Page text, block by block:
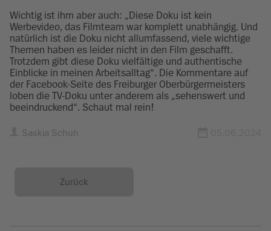
Wichtig ist ihm aber auch: „Diese Doku ist kein
Werbevideo, das Filmteam war komplett unabhängig. Und
natürlich ist die Doku nicht allumfassend, viele wichtige
Themen haben es leider nicht in den Film geschafft.
Trotzdem gibt diese Doku vielfältige und authentische
Einblicke in meinen Arbeitsalltag“. Die Kommentare auf
der Facebook-Seite des Freiburger Oberbürgermeisters
loben die TV-Doku unter anderem als „sehenswert und
beeindruckend“. Schaut mal rein!
Saskia Schuh
Zurück